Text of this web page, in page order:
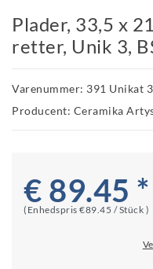
Plader, 33,5 x
retter, Unik 3,
Varenummer: 391 Unikat
Producent: Ceramika
€ 89.45 *
(Enhedspris €89.45 / Stück )